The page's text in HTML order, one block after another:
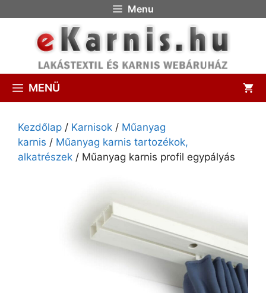
Menu
MENÜ
Kezdőlap / Karnisok / Műanyag
karnis / Műanyag karnis tartozékok,
alkatrészek / Műanyag karnis profil egypályás